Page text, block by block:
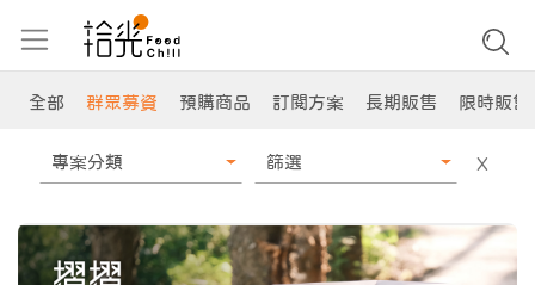
全部 群眾募資 預購商品 訂閱方案 長期販售 限時販售
專案分類 篩選 X